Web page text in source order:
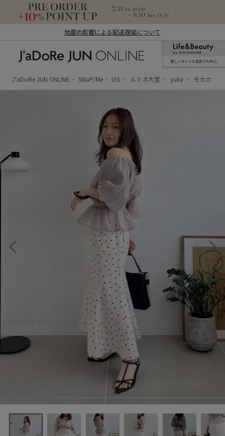
地震の影響による配送遅延について
ン オンライン）
新しいキレイと出合うために。
J'aDoRe JUN ONLINE SNaP/Me VIS ルミネ大宮 yuka モカカラ